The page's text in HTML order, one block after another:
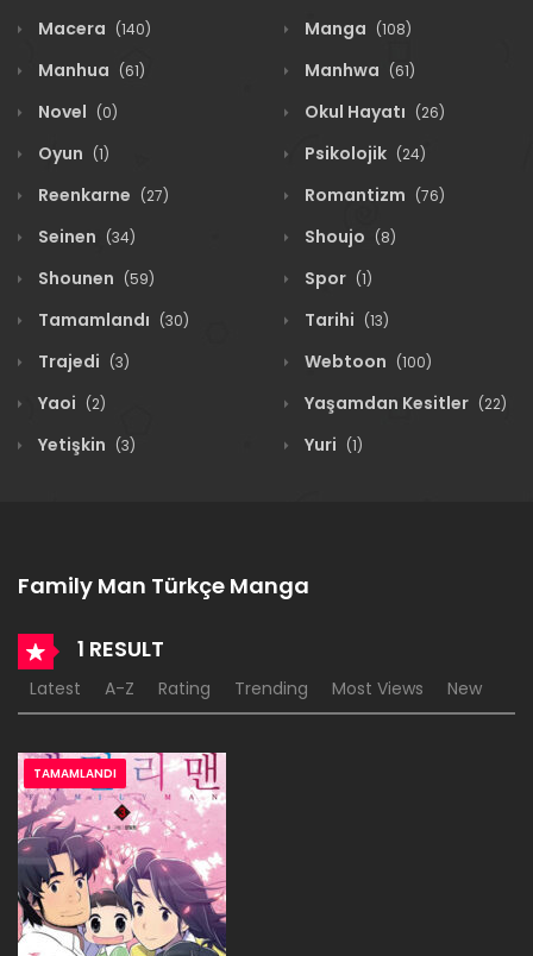
Macera (140) Manga (108)
Manhua (61) Manhwa (61)
Novel (0) Okul Hayatı (26)
Oyun (1) Psikolojik (24)
Reenkarne (27) Romantizm (76)
Seinen (34) Shoujo (8)
Shounen (59) Spor (1)
Tamamlandı (30) Tarihi (13)
Trajedi (3) Webtoon (100)
Yaoi (2) Yaşamdan Kesitler (22)
Yetişkin (3) Yuri (1)
Family Man Türkçe Manga
1 RESULT
Latest A-Z Rating Trending Most Views New
TAMAMLANDI